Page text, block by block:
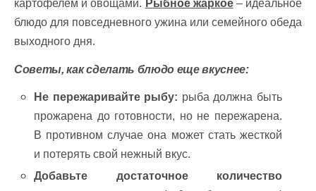
картофелем и овощами. Рыбное жаркое– идеальное
блюдо для повседневного ужина или семейного обеда
выходного дня.
Советы, как сделать блюдо еще вкуснее:
Не пережаривайте рыбу: рыба должна быть
прожарена до готовности, но не пережарена.
В противном случае она может стать жесткой
и потерять свой нежный вкус.
Добавьте достаточное количество